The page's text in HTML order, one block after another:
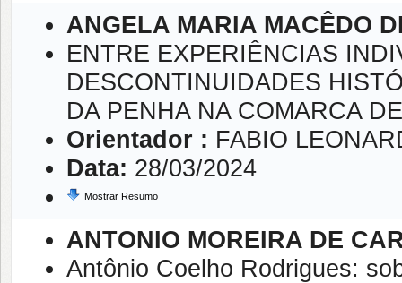
ANGELA MARIA MACÊDO
ENTRE EXPERIÊNCIAS
DESCONTINUIDADES
DA PENHA NA COMARCA
Orientador : FABIO
Data: 28/03/2024
Mostrar Resumo
ANTONIO MOREIRA DE
Antônio Coelho Rodrigues: